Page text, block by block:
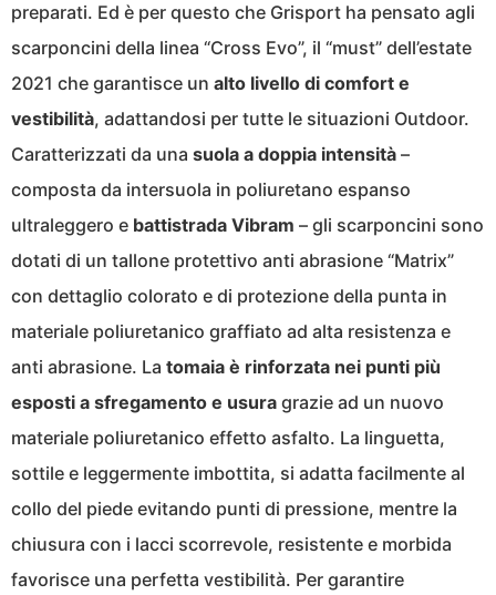
preparati. Ed è per questo che Grisport ha pensato agli
scarponcini della linea “Cross Evo”, il “must” dell’estate
2021 che garantisce un alto livello di comfort e
vestibilità, adattandosi per tutte le situazioni Outdoor.
Caratterizzati da una suola a doppia intensità –
composta da intersuola in poliuretano espanso
ultraleggero e battistrada Vibram – gli scarponcini sono
dotati di un tallone protettivo anti abrasione “Matrix”
con dettaglio colorato e di protezione della punta in
materiale poliuretanico graffiato ad alta resistenza e
anti abrasione. La tomaia è rinforzata nei punti più
esposti a sfregamento e usura grazie ad un nuovo
materiale poliuretanico effetto asfalto. La linguetta,
sottile e leggermente imbottita, si adatta facilmente al
collo del piede evitando punti di pressione, mentre la
chiusura con i lacci scorrevole, resistente e morbida
favorisce una perfetta vestibilità. Per garantire